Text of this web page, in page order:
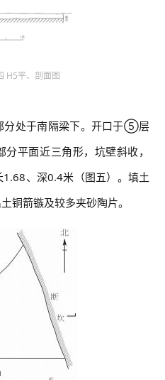
H5平、剖面图
分处于南隔梁下。开口于⑤层
平面近三角形，坑壁斜收，
、深0.4米（图五）。填土
铜箭镞及较多夹砂陶片。